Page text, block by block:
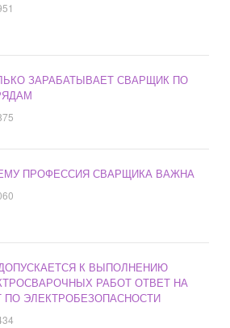
ЗАРАБАТЫВАЕТ СВАРЩИК ПО
ПРОФЕССИЯ СВАРЩИКА ВАЖНА
К ВЫПОЛНЕНИЮ
РАБОТ ОТВЕТ НА
ПО ЭЛЕКТРОБЕЗОПАСНОСТИ